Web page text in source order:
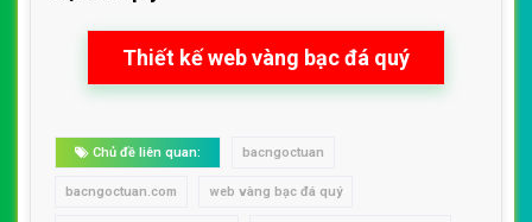
Thiết kế web vàng bạc đá quý
Chủ đề liên quan: bacngoctuan
bacngoctuan.com web vàng bạc đá quý